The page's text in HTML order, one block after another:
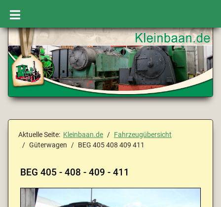
Aktuelle Seite: Kleinbaan.de
Fahrzeugübersicht
Güterwagen
BEG 405 408 409 411
BEG 405 - 408 - 409 - 411